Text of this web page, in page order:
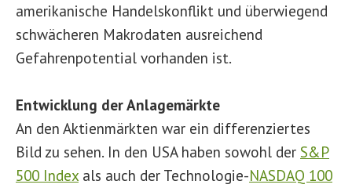
amerikanische Handelskonflikt und überwiegend
schwächeren Makrodaten ausreichend
Gefahrenpotential vorhanden ist.
Entwicklung der Anlagemärkte
An den Aktienmärkten war ein differenziertes
Bild zu sehen. In den USA haben sowohl der S&P
500 Index als auch der Technologie-NASDAQ 100